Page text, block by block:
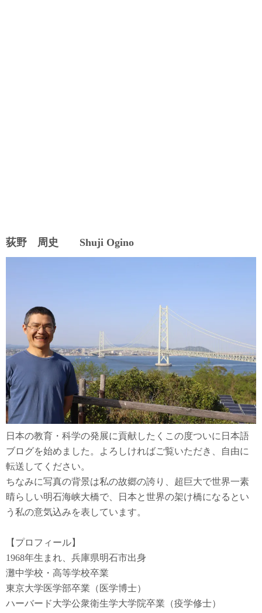
荻野 周史 Shuji Ogino
日本の教育・科学の発展に貢献したくこの度ついに日本語
ブログを始めました。よろしければご覧いただき、自由に
転送してください。
ちなみに写真の背景は私の故郷の誇り、超巨大で世界一素
晴らしい明石海峡大橋で、日本と世界の架け橋になるとい
う私の意気込みを表しています。
【プロフィール】
1968年生まれ、兵庫県明石市出身
灘中学校・高等学校卒業
東京大学医学部卒業（医学博士）
ハーバード大学公衆衛生学大学院卒業（疫学修士）